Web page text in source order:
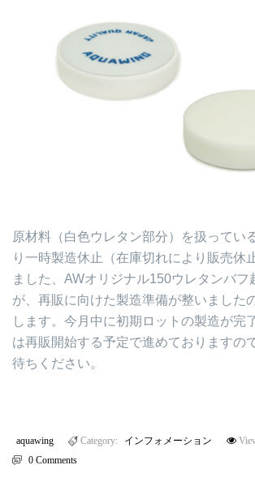
原材料（白色ウレタン部分）を扱ってい
り一時製造休止（在庫切れにより販売休
ました、AWオリジナル150ウレタンバフ
が、再販に向けた製造準備が整いました
します。今月中に初期ロットの製造が完
は再販開始する予定で進めておりますの
待ちください。
aquawing Category: インフォメーション
0 Comments